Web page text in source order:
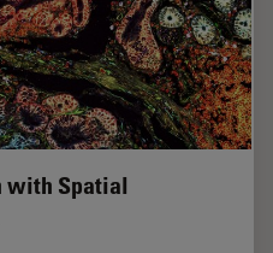
with Spatial